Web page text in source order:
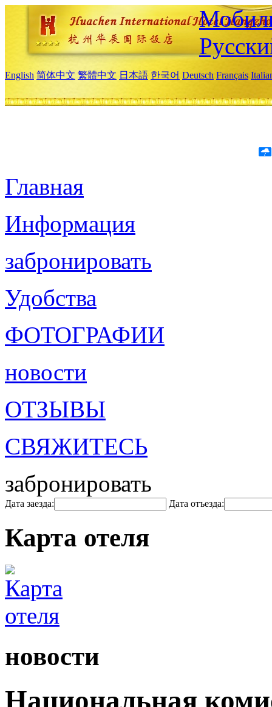
English 简体中文 繁體中文 日本語 한국어 Deutsch Français
Главная
Информация
забронировать
Удобства
ФОТОГРАФИИ
новости
ОТЗЫВЫ
СВЯЖИТЕСЬ
забронировать
Дата заезда: Дата отъезда:
Карта отеля
новости
Национальная